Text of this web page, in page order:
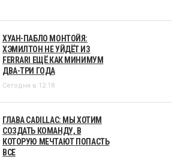
ХУАН-ПАБЛО МОНТОЙЯ:
ХЭМИЛТОН НЕ УЙДЁТ ИЗ
FERRARI ЕЩЁ КАК МИНИМУМ
ДВА-ТРИ ГОДА
Сегодня в 12:18
ГЛАВА CADILLAC: МЫ ХОТИМ
СОЗДАТЬ КОМАНДУ, В
КОТОРУЮ МЕЧТАЮТ ПОПАСТЬ
ВСЕ